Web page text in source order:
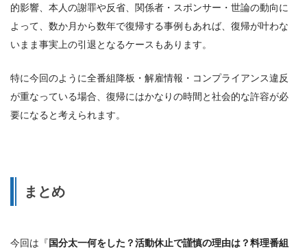
的影響、本人の謝罪や反省、関係者・スポンサー・世論の動向に
よって、数か月から数年で復帰する事例もあれば、復帰が叶わな
いまま事実上の引退となるケースもあります。
特に今回のように全番組降板・解雇情報・コンプライアンス違反
が重なっている場合、復帰にはかなりの時間と社会的な許容が必
要になると考えられます。
まとめ
今回は『国分太一何をした？活動休止で謹慎の理由は？料理番組